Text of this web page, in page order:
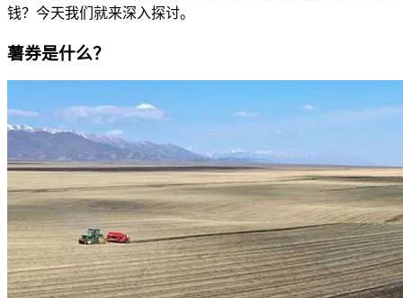
钱？今天我们就来深入探讨。
薯券是什么？